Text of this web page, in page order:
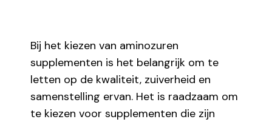
Bij het kiezen van aminozuren
supplementen is het belangrijk om te
letten op de kwaliteit, zuiverheid en
samenstelling ervan. Het is raadzaam om
te kiezen voor supplementen die zijn